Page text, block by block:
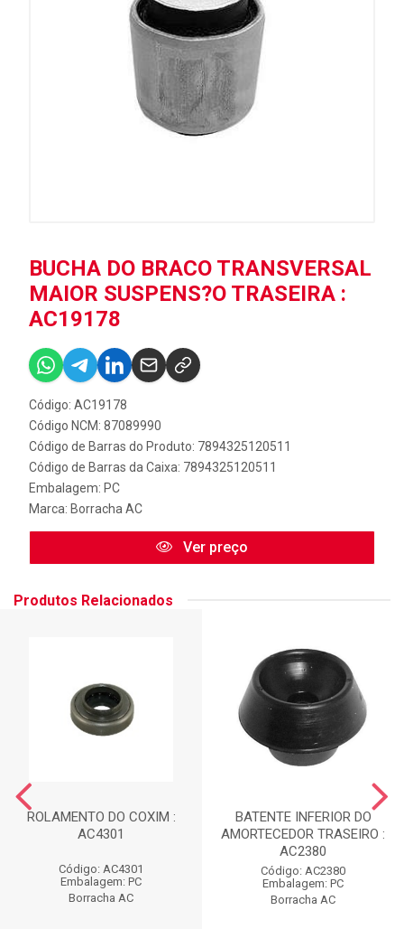
BUCHA DO BRACO TRANSVERSAL
MAIOR SUSPENS?O TRASEIRA :
AC19178
Código: AC19178
Código NCM: 87089990
Código de Barras do Produto: 7894325120511
Código de Barras da Caixa: 7894325120511
Embalagem: PC
Marca: Borracha AC
Ver preço
Produtos Relacionados
ROLAMENTO DO COXIM :
AC4301
Código: AC4301
Embalagem: PC
Borracha AC
BATENTE INFERIOR DO
AMORTECEDOR TRASEIRO :
AC2380
Código: AC2380
Embalagem: PC
Borracha AC